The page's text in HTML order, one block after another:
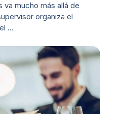
va mucho más allá de
organiza el
…